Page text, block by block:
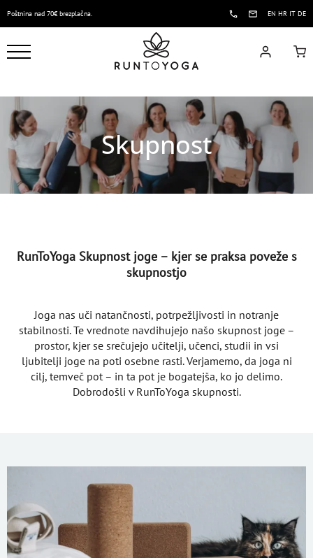
Poštnina nad 70€ brezplačna. EN HR IT DE
Skupnost
RunToYoga Skupnost joge – kjer se praksa poveže s
skupnostjo
Joga nas uči natančnosti, potrpežljivosti in notranje
stabilnosti. Te vrednote navdihujejo našo skupnost joge –
prostor, kjer se srečujejo učitelji, učenci, studii in vsi
ljubitelji joge na poti osebne rasti. Verjamemo, da joga ni
cilj, temveč pot – in ta pot je bogatejša, ko jo delimo.
Dobrodošli v RunToYoga skupnosti.